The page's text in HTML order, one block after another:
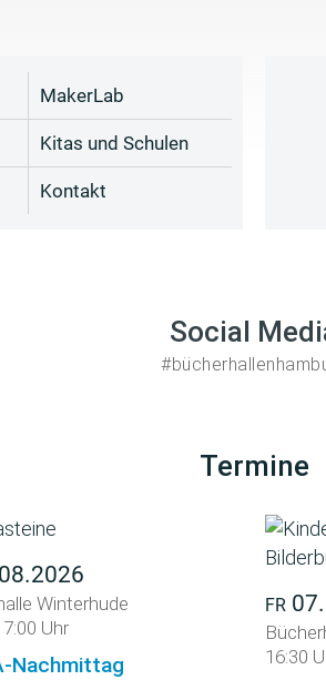
MakerLab
Kitas und Schulen
Kontakt
Social
Termine
Winterhude
Uhr
Nachmittag
FR
16:30